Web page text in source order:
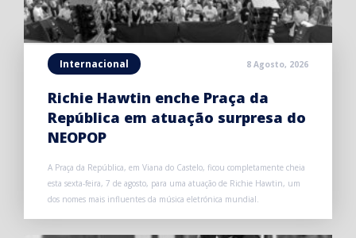
Internacional 8 Agosto, 2026
Richie Hawtin enche Praça da
República em atuação surpresa do
NEOPOP
A Praça da República, em Viana do Castelo, ficou completamente cheia
esta sexta-feira, 7 de agosto, para uma atuação de Richie Hawtin, um
dos nomes mais influentes da música eletrónica mundial.